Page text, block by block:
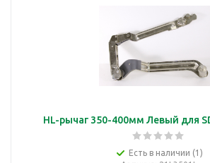
HL-рычаг 350-400мм Левый для
Есть в наличии (1)